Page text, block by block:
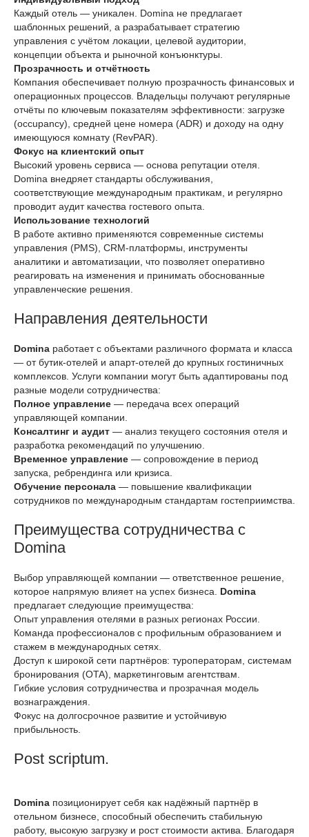
Каждый отель — уникален. Domina не предлагает
шаблонных решений, а разрабатывает стратегию
управления с учётом локации, целевой аудитории,
концепции объекта и рыночной конъюнктуры.
Прозрачность и отчётность
Компания обеспечивает полную прозрачность финансовых и
операционных процессов. Владельцы получают регулярные
отчёты по ключевым показателям эффективности: загрузке
(occupancy), средней цене номера (ADR) и доходу на одну
имеющуюся комнату (RevPAR).
Фокус на клиентский опыт
Высокий уровень сервиса — основа репутации отеля.
Domina внедряет стандарты обслуживания,
соответствующие международным практикам, и регулярно
проводит аудит качества гостевого опыта.
Использование технологий
В работе активно применяются современные системы
управления (PMS), CRM-платформы, инструменты
аналитики и автоматизации, что позволяет оперативно
реагировать на изменения и принимать обоснованные
управленческие решения.
Направления деятельности
Domina работает с объектами различного формата и класса
— от бутик-отелей и апарт-отелей до крупных гостиничных
комплексов. Услуги компании могут быть адаптированы под
разные модели сотрудничества:
Полное управление — передача всех операций
управляющей компании.
Консалтинг и аудит — анализ текущего состояния отеля и
разработка рекомендаций по улучшению.
Временное управление — сопровождение в период
запуска, ребрендинга или кризиса.
Обучение персонала — повышение квалификации
сотрудников по международным стандартам гостеприимства.
Преимущества сотрудничества с
Domina
Выбор управляющей компании — ответственное решение,
которое напрямую влияет на успех бизнеса. Domina
предлагает следующие преимущества:
Опыт управления отелями в разных регионах России.
Команда профессионалов с профильным образованием и
стажем в международных сетях.
Доступ к широкой сети партнёров: туроператорам, системам
бронирования (OTA), маркетинговым агентствам.
Гибкие условия сотрудничества и прозрачная модель
вознаграждения.
Фокус на долгосрочное развитие и устойчивую
прибыльность.
Post scriptum.
Domina позиционирует себя как надёжный партнёр в
отельном бизнесе, способный обеспечить стабильную
работу, высокую загрузку и рост стоимости актива. Благодаря